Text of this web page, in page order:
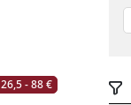
26,5 - 88 €